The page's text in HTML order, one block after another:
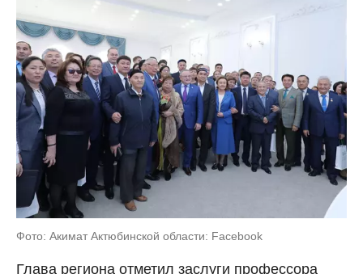
Фото: Акимат Актюбинской области: Facebook
Глава региона отметил заслуги профессора